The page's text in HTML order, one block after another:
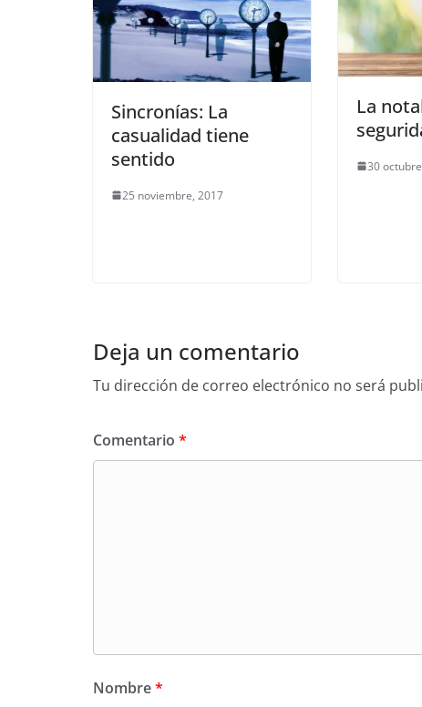
Sincronías: La
casualidad tiene
sentido
25 noviembre, 2017
La
30
Deja un comentario
Tu dirección de correo electrónico no será
Comentario *
Nombre*